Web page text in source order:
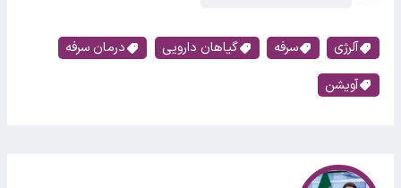
آلرژی سرفه گیاهان دارویی
درمان سرفه
آویشن